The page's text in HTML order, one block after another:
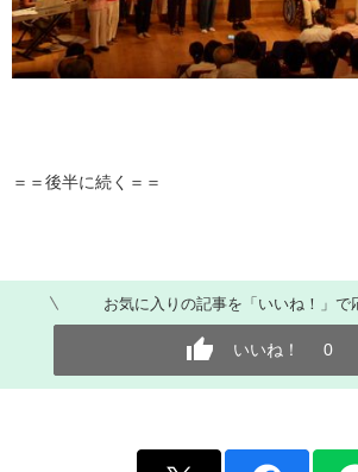
＝＝後半に続く＝＝
お気に入りの記事を「いいね！」で
いいね！ 0